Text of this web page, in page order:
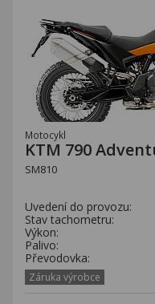
Kontakty
Motocykl
KTM 790
SM810
Uvedení do provozu:
Stav tachometru:
Výkon:
Palivo:
Převodovka:
Záruka výrobce